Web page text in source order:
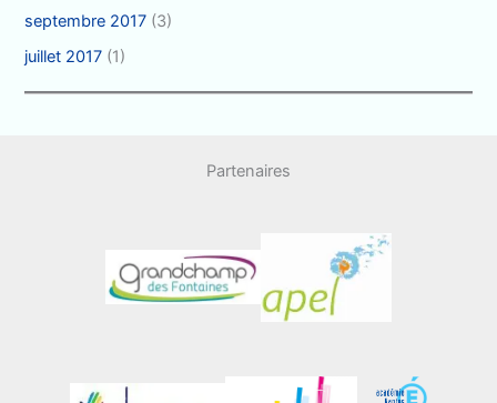
septembre 2017 (3)
juillet 2017 (1)
Partenaires